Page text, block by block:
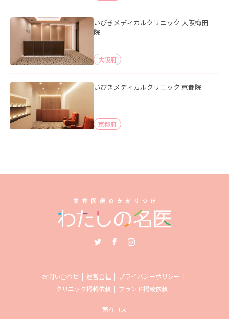
いびきメディカルクリニック 大阪梅田
院
大阪府
いびきメディカルクリニック 京都院
京都府
お問い合わせ 運営会社
プライバシーポリシー
クリニック掲載依頼
ブランド掲載依頼
売れコス